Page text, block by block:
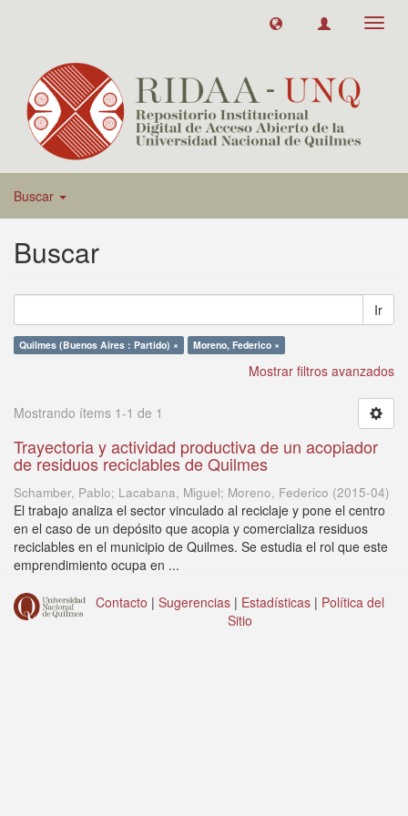
Buscar
Buscar
Ir
Quilmes (Buenos Aires : Partido) × Moreno, Federico ×
Mostrar filtros avanzados
Mostrando ítems 1-1 de 1
Trayectoria y actividad productiva de un acopiador
de residuos reciclables de Quilmes
Schamber, Pablo; Lacabana, Miguel; Moreno, Federico (2015-04)
El trabajo analiza el sector vinculado al reciclaje y pone el centro
en el caso de un depósito que acopia y comercializa residuos
reciclables en el municipio de Quilmes. Se estudia el rol que este
emprendimiento ocupa en ...
Contacto | Sugerencias | Estadísticas | Política del
Sitio